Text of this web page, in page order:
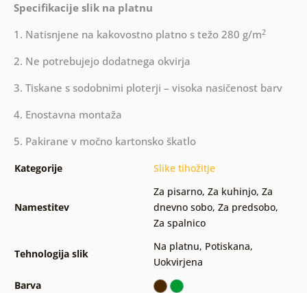
Specifikacije slik na platnu
1. Natisnjene na kakovostno platno s težo 280 g/m2
2. Ne potrebujejo dodatnega okvirja
3. Tiskane s sodobnimi ploterji – visoka nasičenost barv
4. Enostavna montaža
5. Pakirane v močno kartonsko škatlo
Kategorije Slike tihožitje
Namestitev
Za pisarno, Za kuhinjo, Za
dnevno sobo, Za predsobo,
Za spalnico
Tehnologija slik
Na platnu, Potiskana,
Uokvirjena
Barva